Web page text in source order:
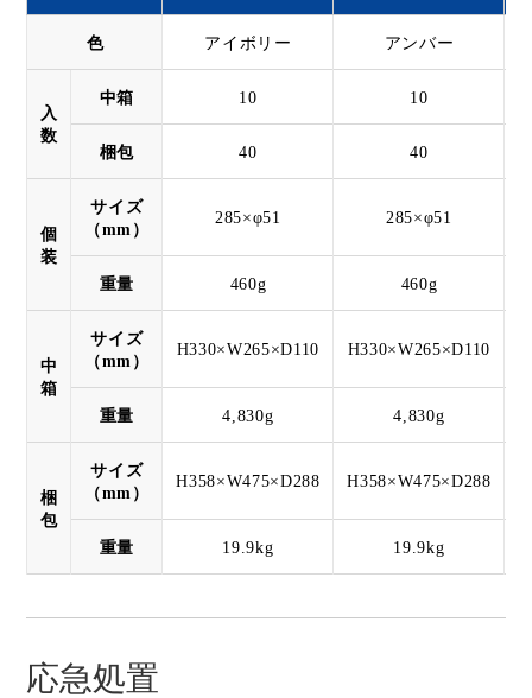
色 アイボリー アンバー
入
数
中箱 10 10
梱包 40 40
個
装
サイズ
（mm）
285×φ51 285×φ51
重量 460g 460g
中
箱
サイズ
（mm）
H330×W265×D110 H330×W265×D110
重量 4,830g 4,830g
梱
包
サイズ
（mm）
H358×W475×D288 H358×W475×D288
重量 19.9kg 19.9kg
応急処置